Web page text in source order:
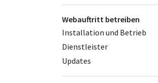
Webauftritt betreiben
Installation und Betrieb
Dienstleister
Updates